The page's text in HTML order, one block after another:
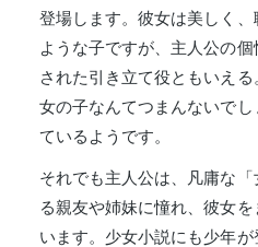
登場します。彼女は美しく
ような子ですが、主人公の
された引き立て役ともいえ
女の子なんてつまんないで
ているようです。
それでも主人公は、凡庸な
る親友や姉妹に憧れ、彼女
います。少女小説にも少年